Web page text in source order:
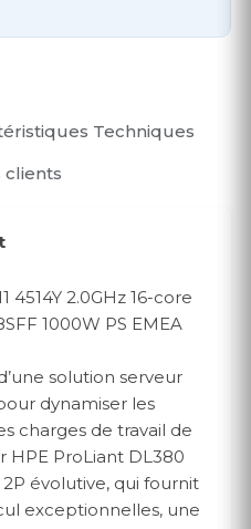
Techniques
clients
4514Y 2.0GHz 16-core
1000W PS EMEA
solution serveur
dynamiser les
charges de travail de
HPE ProLiant DL380
2P évolutive, qui fournit
exceptionnelles, une